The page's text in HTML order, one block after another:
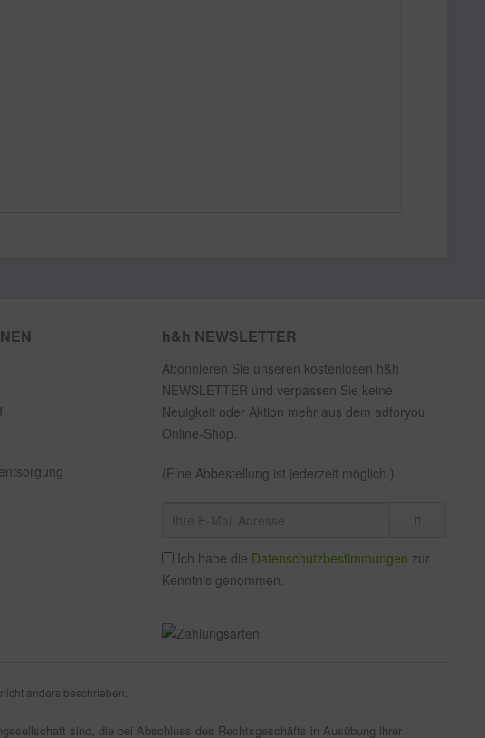
h&h NEWSLETTER
Abonnieren Sie unseren kostenlosen h&h
NEWSLETTER und verpassen Sie keine
Neuigkeit oder Aktion mehr aus dem adforyou
Online-Shop.
(Eine Abbestellung ist jederzeit möglich.)
Ich habe die Datenschutzbestimmungen zur
Kenntnis genommen.
nicht anders beschrieben.
sind, die bei Abschluss des Rechtsgeschäfts in Ausübung ihrer